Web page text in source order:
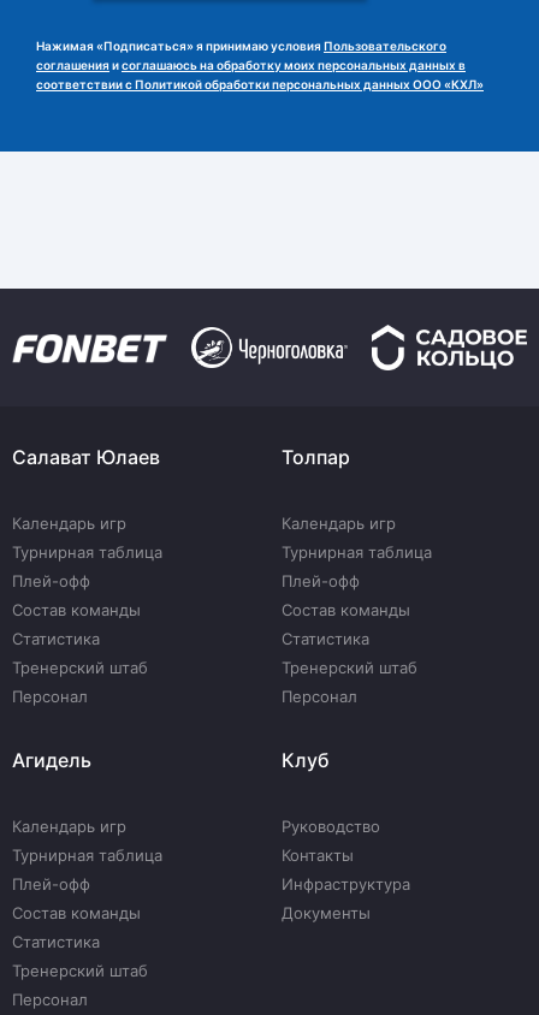
Нажимая «Подписаться» я принимаю условия Пользовательского
соглашения исоглашаюсь на обработку моих персональных данных в
соответствии с Политикой обработки персональных данных ООО «КХЛ»
Салават Юлаев
Календарь игр
Турнирная таблица
Плей-офф
Состав команды
Статистика
Тренерский штаб
Персонал
Толпар
Календарь игр
Турнирная таблица
Плей-офф
Состав команды
Статистика
Тренерский штаб
Персонал
Агидель
Календарь игр
Турнирная таблица
Плей-офф
Состав команды
Статистика
Тренерский штаб
Персонал
Клуб
Руководство
Контакты
Инфраструктура
Документы